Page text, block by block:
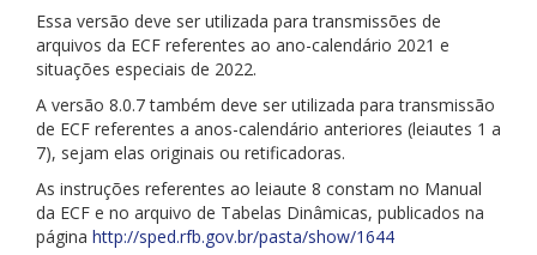
Essa versão deve ser utilizada para transmissões de
arquivos da ECF referentes ao ano-calendário 2021 e
situações especiais de 2022.
A versão 8.0.7 também deve ser utilizada para transmissão
de ECF referentes a anos-calendário anteriores (leiautes 1 a
7), sejam elas originais ou retificadoras.
As instruções referentes ao leiaute 8 constam no Manual
da ECF e no arquivo de Tabelas Dinâmicas, publicados na
página http://sped.rfb.gov.br/pasta/show/1644